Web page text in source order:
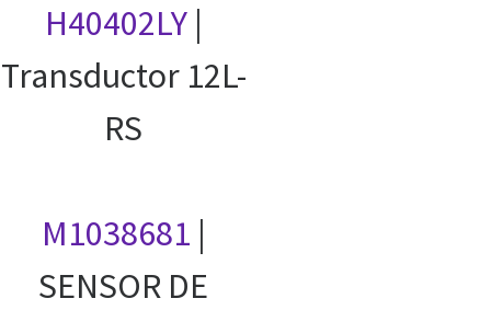
H40402LY|
Transductor 12L-
RS
M1038681 |
SENSOR DE